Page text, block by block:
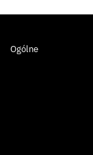
Ogólne